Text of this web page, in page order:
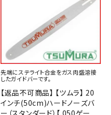
先端にステライト合金をガス肉盛溶接
したガイドバーです。
【返品不可商品】 【ツムラ】 20
インチ(50cm)ハードノーズバ